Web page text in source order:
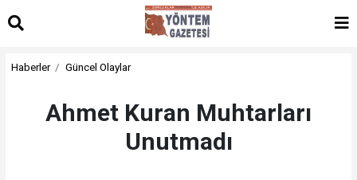
Haberler Güncel Olaylar
Ahmet Kuran Muhtarları
Unutmadı